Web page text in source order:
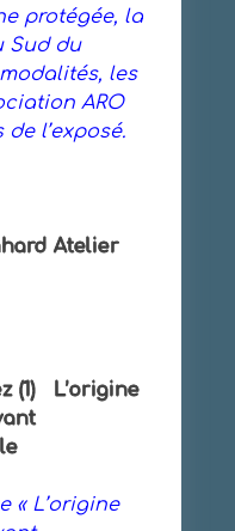
protégée, la
Sud du
les
ARO
l’exposé.
Atelier
(1) L’origine
« L’origine